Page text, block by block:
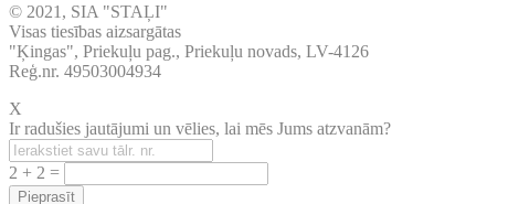
© 2021, SIA "STAĻI"
Visas tiesības aizsargātas
"Ķingas", Priekuļu pag., Priekuļu novads, LV-4126
Reģ.nr. 49503004934
X
Ir radušies jautājumi un vēlies, lai mēs Jums atzvanām?
2 + 2 =